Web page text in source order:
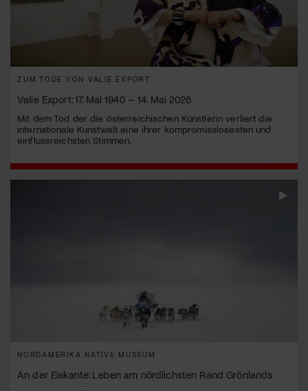
ZUM TODE VON VALIE EXPORT
Valie Export: 17. Mai 1940 – 14. Mai 2026
Mit dem Tod der die österreichischen Künstlerin verliert die
internationale Kunstwelt eine ihrer kompromisslosesten und
einflussreichsten Stimmen.
NORDAMERIKA NATIVE MUSEUM
An der Eiskante: Leben am nördlichsten Rand Grönlands